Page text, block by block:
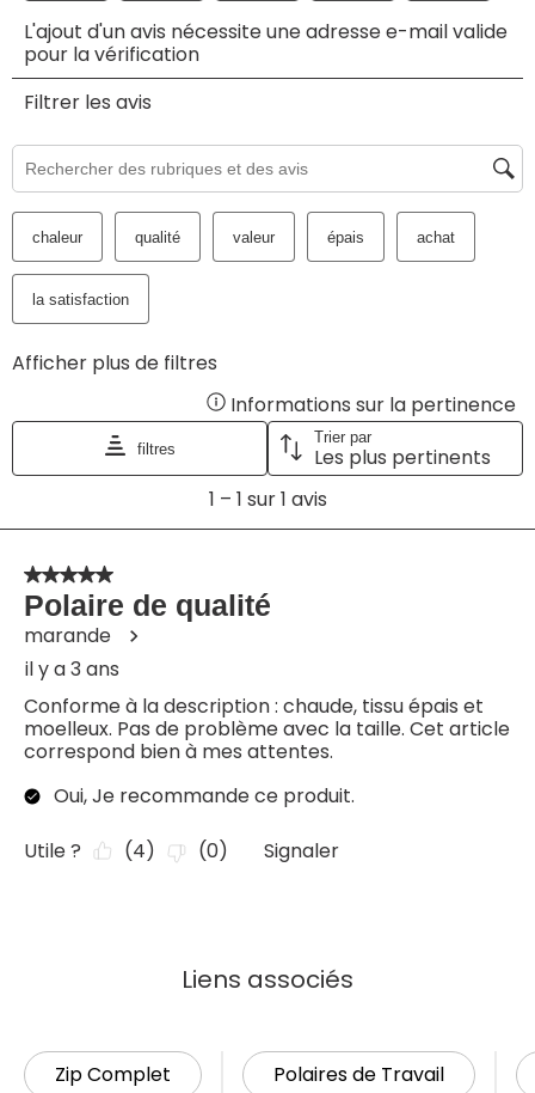
Liens associés
Zip Complet Polaires de Travail